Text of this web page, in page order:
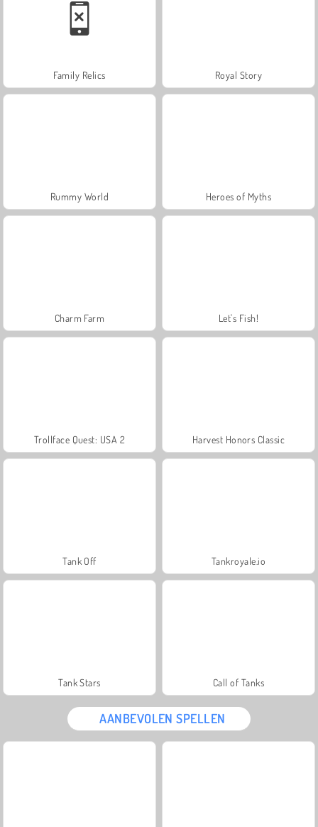
Family Relics Royal Story
Rummy World Heroes of Myths
Charm Farm Let's Fish!
Trollface Quest: USA 2 Harvest Honors Classic
Tank Off Tankroyale.io
Tank Stars Call of Tanks
AANBEVOLEN SPELLEN